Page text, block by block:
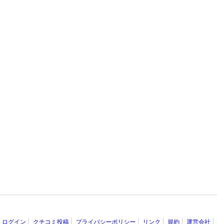
ログイン クチコミ投稿 プライバシーポリシー リンク 規約 運営会社